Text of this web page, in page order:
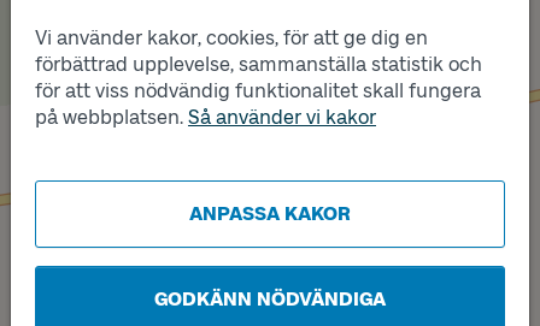
Vi använder kakor, cookies, för att ge dig en
förbättrad upplevelse, sammanställa statistik och
för att viss nödvändig funktionalitet skall fungera
på webbplatsen. Så använder vi kakor
ANPASSA KAKOR
GODKÄNN NÖDVÄNDIGA
Läge
A
Läge
B